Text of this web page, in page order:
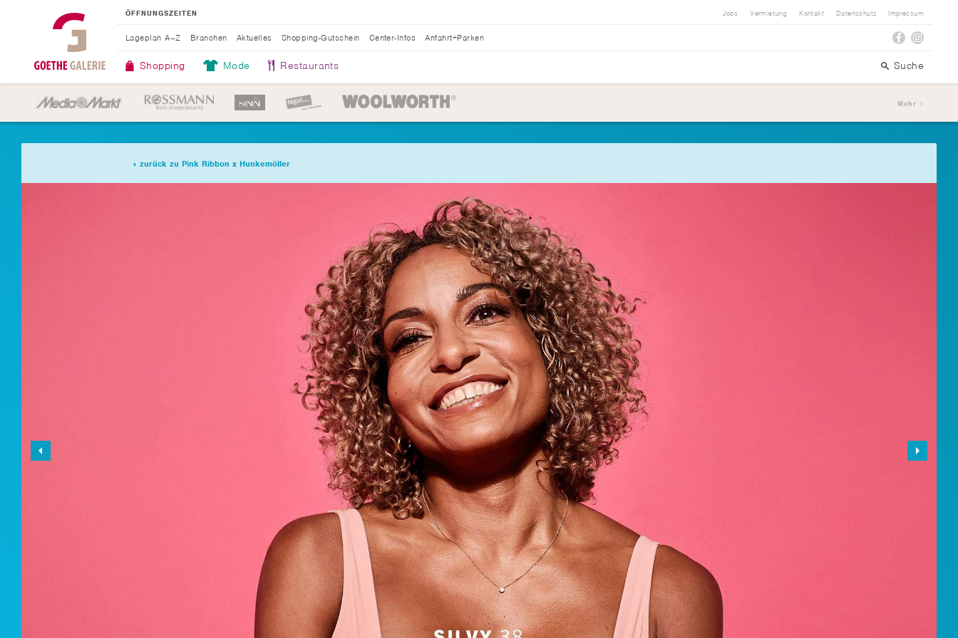
ÖFFNUNGSZEITEN
Shopping Mode Restaurants Suche
Lageplan A–Z Branchen Aktuelles Shopping-Gutschein Center-Infos Anfahrt+Parken
Jobs Vermietung Kontakt Datenschutz Impressum
Mehr
zurück zu Pink Ribbon x Hunkemöller